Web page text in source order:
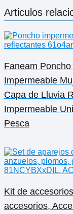
Articulos
Faneam
Impermeable
Capa de Lluvia
Impermeable
Pesca
Kit de
accesorios,